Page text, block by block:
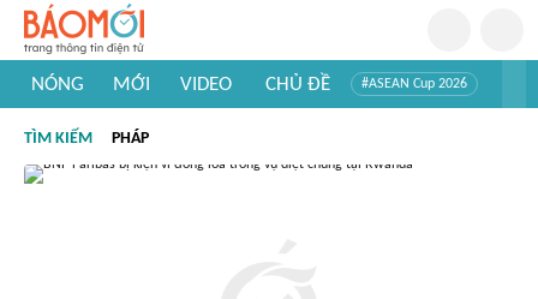
NÓNG MỚI VIDEO CHỦ ĐỀ #ASEAN Cup 2026
#Khám phá thế giới
TÌM KIẾM PHÁP